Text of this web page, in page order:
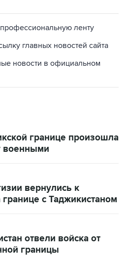
главных новостей сайта
новости в официальном
с Таджикистаном
границы